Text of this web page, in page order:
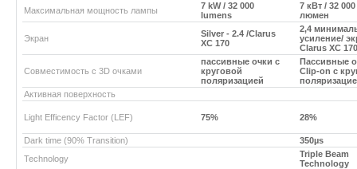
Максимальная мощность лампы
7 kW / 32 000
lumens
7 кВт / 32 000
люмен
Экран
Silver - 2.4 /Clarus
XC 170
2,4
усиление/
Clarus XC
Совместимость с 3D очками
пассивные очки с
круговой
поляризацией
Пассивные
Clip-on с
Активная поверхность
Light Efficency Factor (LEF) 75% 28%
Dark time (90% Transition)
350µs
Technology
Triple Beam
Technology